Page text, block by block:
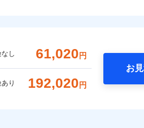
し 61,020 円
り 192,020 円
お